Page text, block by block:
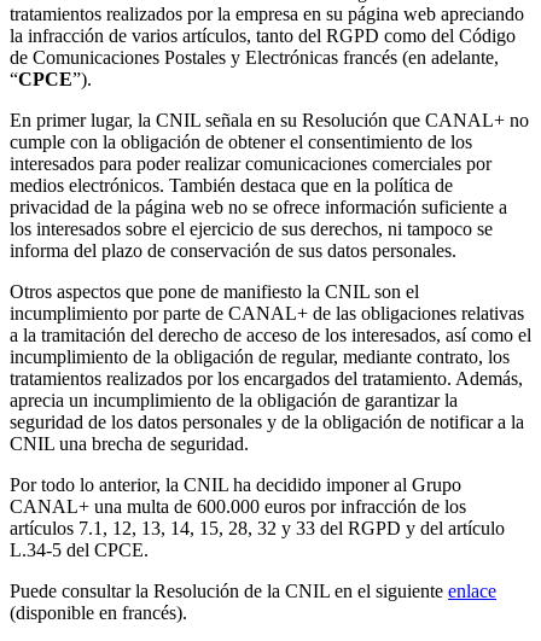
tratamientos realizados por la empresa en su página web apreciando
la infracción de varios artículos, tanto del RGPD como del Código
de Comunicaciones Postales y Electrónicas francés (en adelante,
“CPCE”).
En primer lugar, la CNIL señala en su Resolución que CANAL+ no
cumple con la obligación de obtener el consentimiento de los
interesados para poder realizar comunicaciones comerciales por
medios electrónicos. También destaca que en la política de
privacidad de la página web no se ofrece información suficiente a
los interesados sobre el ejercicio de sus derechos, ni tampoco se
informa del plazo de conservación de sus datos personales.
Otros aspectos que pone de manifiesto la CNIL son el
incumplimiento por parte de CANAL+ de las obligaciones relativas
a la tramitación del derecho de acceso de los interesados, así como el
incumplimiento de la obligación de regular, mediante contrato, los
tratamientos realizados por los encargados del tratamiento. Además,
aprecia un incumplimiento de la obligación de garantizar la
seguridad de los datos personales y de la obligación de notificar a la
CNIL una brecha de seguridad.
Por todo lo anterior, la CNIL ha decidido imponer al Grupo
CANAL+ una multa de 600.000 euros por infracción de los
artículos 7.1, 12, 13, 14, 15, 28, 32 y 33 del RGPD y del artículo
L.34-5 del CPCE.
Puede consultar la Resolución de la CNIL en el siguiente enlace
(disponible en francés).